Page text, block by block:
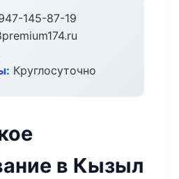
145-87-19
Круглосуточно
в Кызыл